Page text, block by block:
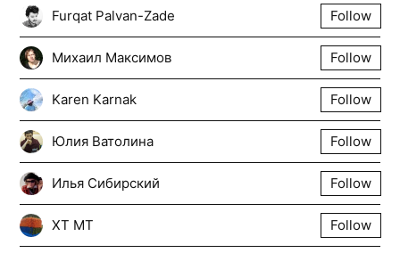
Furqat Palvan-Zade Follow
Михаил Максимов Follow
Karen Karnak Follow
Юлия Ватолина Follow
Илья Сибирский Follow
XT МT Follow